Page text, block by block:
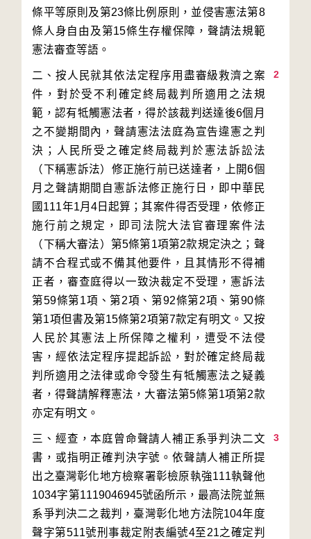
條平等原則及第23條比例原則，並侵害憲法第8
條人身自由及第15條生存權保障，聲請法規範
2
二、按人民就其依法定程序用盡審級救濟之案
件，對於受不利確定終局裁判所適用之法規
範，認有牴觸憲法者，得於該裁判送達後6個月
之不變期間內，聲請憲法法庭為宣告違憲之判
決；人民所受之確定終局裁判於憲法訴訟法
（下稱憲訴法）修正施行前已送達者，上開6個
月之聲請期間自憲訴法修正施行日，即中華民
國111年1月4日起算；其案件得否受理，依修正
施行前之規定，即司法院大法官審理案件法
（下稱大審法）第5條第1項第2款規定決之；聲
請不合程式或不備其他要件，且其情形不得補
正者，審查庭得以一致決裁定不受理，憲訴法
第59條第1項、第2項、第92條第2項、第90條
第1項但書及第15條第2項第7款定有明文。又按
人民於其憲法上所保障之權利，遭受不法侵
害，經依法定程序提起訴訟，對於確定終局裁
判所適用之法律或命令發生有牴觸憲法之疑義
者，得聲請解釋憲法，大審法第5條第1項第2款
3
三、經查，本庭曾命聲請人補正系爭判決二文
書，或指明正確判決字號。依聲請人補正所提
出之臺灣彰化地方檢察署彰檢原執強111執聲他
1034字第1119046945號函所示，最高法院並無
系爭判決二之裁判，臺灣彰化地方法院104年度
聲字第511號刑事裁定附表編號4至21之確定判